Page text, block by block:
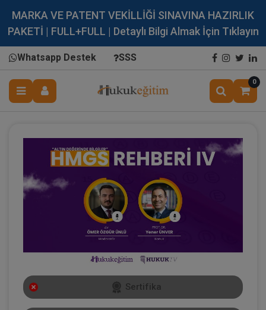
MARKA VE PATENT VEKİLLİĞİ SINAVINA HAZIRLIK
PAKETİ | FULL+FULL | Detaylı Bilgi Almak İçin Tıklayın
Whatsapp Destek SSS
0
Sertifika